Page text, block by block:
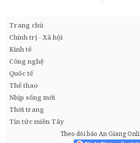
Trang chủ
Chính trị - Xã hội
Kinh tế
Công nghệ
Quốc tế
Thể thao
Nhịp sống mới
Thời trang
Tin tức miền Tây
Theo dõi báo An Giang